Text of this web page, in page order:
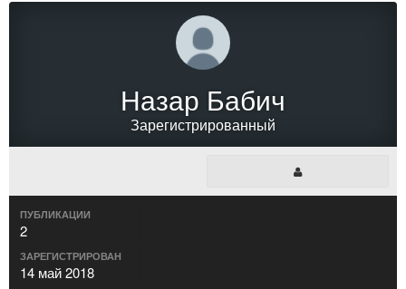
Назар Бабич
Зарегистрированный
ПУБЛИКАЦИИ
2
ЗАРЕГИСТРИРОВАН
14 май 2018